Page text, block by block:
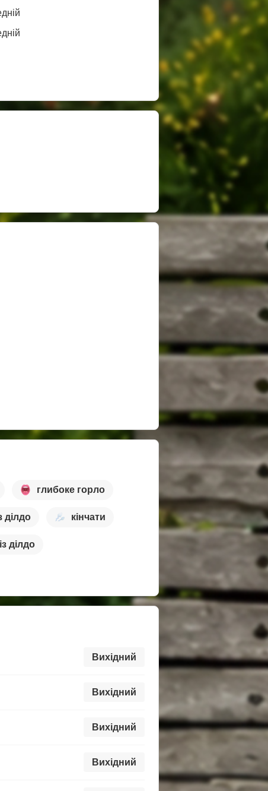
глибоке горло
ділдо кінчати
ділдо
Вихідний
Вихідний
Вихідний
Вихідний